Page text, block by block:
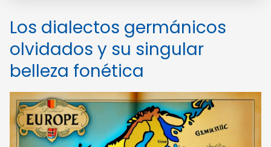
Los dialectos germánicos
olvidados y su singular
belleza fonética